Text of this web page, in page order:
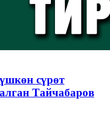
сүрөт
Тайчабаров